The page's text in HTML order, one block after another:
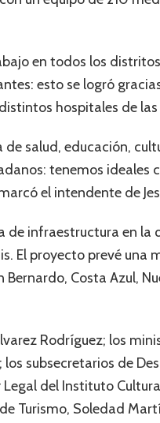
en todos los
esto se logró
hospitales de las
salud, educación,
tenemos ideales
el intendente de
infraestructura en la
El proyecto prevé una
Costa Azul,
Rodríguez; los
subsecretarios de
del Instituto
Turismo, Soledad